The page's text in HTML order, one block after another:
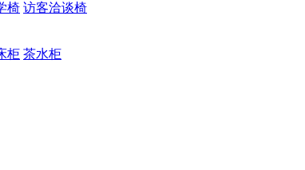
椅 访客洽谈椅
柜 茶水柜